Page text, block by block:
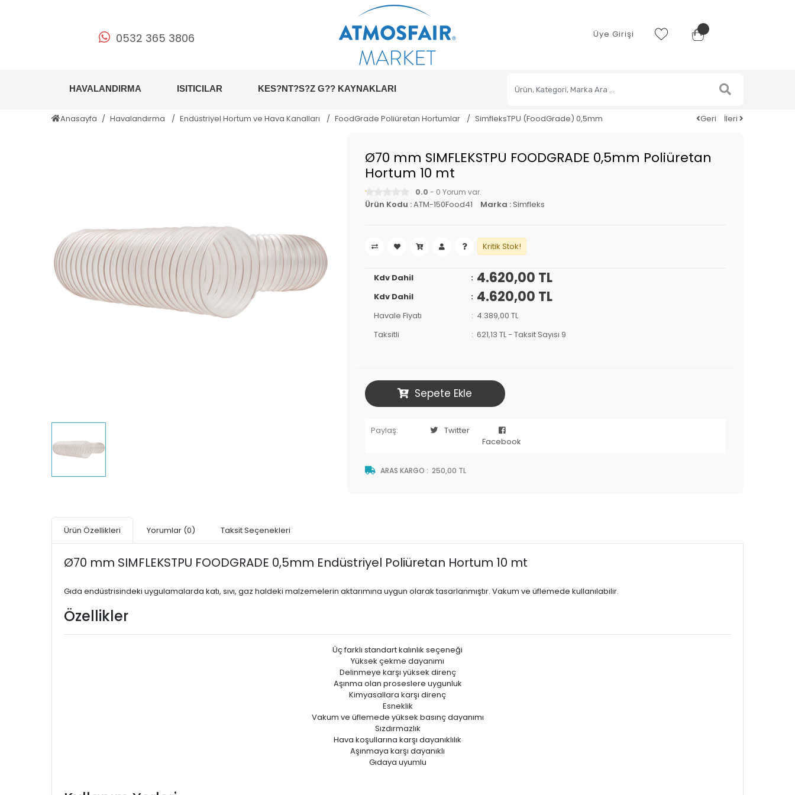
0532 365 3806 Üye Girişi
HAVALANDIRMA ISITICILAR KES?NT?S?Z G?? KAYNAKLARI
Anasayfa Havalandırma Endüstriyel Hortum ve Hava Kanalları FoodGrade Poliüretan Hortumlar SimfleksTPU (FoodGrade) 0,5mm Geri İleri
Ø70 mm SIMFLEKSTPU FOODGRADE 0,5mm Poliüretan
Hortum 10 mt
0.0 - 0 Yorum var.
Ürün Kodu :ATM-150Food41 Marka :Simfleks
Kritik Stok!
Kdv Dahil 4.620,00 TL
Kdv Dahil 4.620,00 TL
Havale Fiyatı
4.389,00 TL
Taksitli
621,13 TL- Taksit Sayısı 9
Sepete Ekle
Paylaş:
Twitter
Facebook
ARAS KARGO : 250,00 TL
Ürün Özellikleri Yorumlar (0) Taksit Seçenekleri
Ø70 mm SIMFLEKSTPU FOODGRADE 0,5mm Endüstriyel Poliüretan Hortum 10 mt
Gıda endüstrisindeki uygulamalarda katı, sıvı, gaz haldeki malzemelerin aktarımına uygun olarak tasarlanmıştır. Vakum ve üflemede kullanılabilir.
Özellikler
Üç farklı standart kalınlık seçeneği
Yüksek çekme dayanımı
Delinmeye karşı yüksek direnç
Aşınma olan proseslere uygunluk
Kimyasallara karşı direnç
Esneklik
Vakum ve üfIemede yüksek basınç dayanımı
Sızdırmazlık
Hava koşullarına karşı dayanıklılık
Aşınmaya karşı dayanıklı
Gıdaya uyumlu